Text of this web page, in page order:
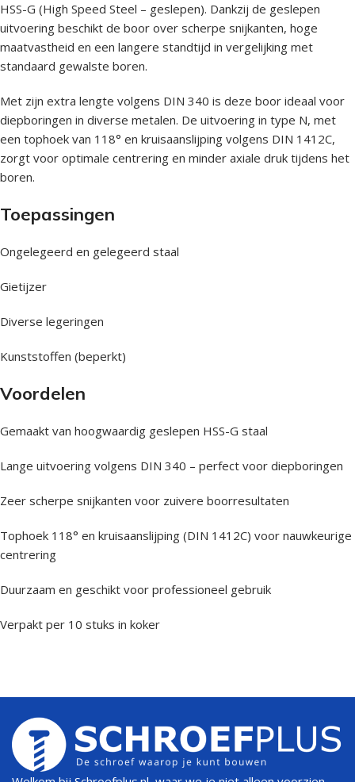
HSS-G (High Speed Steel – geslepen). Dankzij de geslepen
uitvoering beschikt de boor over scherpe snijkanten, hoge
maatvastheid en een langere standtijd in vergelijking met
standaard gewalste boren.
Met zijn extra lengte volgens DIN 340 is deze boor ideaal voor
diepboringen in diverse metalen. De uitvoering in type N, met
een tophoek van 118° en kruisaanslijping volgens DIN 1412C,
zorgt voor optimale centrering en minder axiale druk tijdens het
boren.
Toepassingen
Ongelegeerd en gelegeerd staal
Gietijzer
Diverse legeringen
Kunststoffen (beperkt)
Voordelen
Gemaakt van hoogwaardig geslepen HSS-G staal
Lange uitvoering volgens DIN 340 – perfect voor diepboringen
Zeer scherpe snijkanten voor zuivere boorresultaten
Tophoek 118° en kruisaanslijping (DIN 1412C) voor nauwkeurige
centrering
Duurzaam en geschikt voor professioneel gebruik
Verpakt per 10 stuks in koker